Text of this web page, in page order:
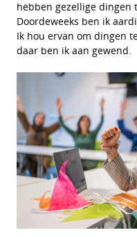
hebben gezellige dingen
Doordeweeks ben ik
Ik hou ervan om dingen
daar ben ik aan gewend.